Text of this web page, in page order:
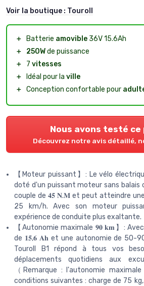
Voir la boutique : Touroll
＋ Batterie amovible 36V 15.6Ah
＋
250Wde puissance
＋
7 vitesses
＋
Idéal pour la ville
＋ Conception confortable pour
Nous avons testé
Découvrez notre avis détaillé,
【Moteur puissant】: Le vélo
doté d'un puissant moteur sans balais
couple de 𝟒𝟓 𝐍.𝐌 et peut atteindre
25 km/h. Avec son moteur
expérience de conduite plus exaltante.
【Autonomie maximale 𝟗𝟎 𝐤𝐦】:
de 𝟏𝟓,𝟔 𝐀𝐡 et une autonomie de 50-
Touroll B1 répond à tous vos
déplacements quotidiens aux
（Remarque : l'autonomie
conditions suivantes : charge de 75